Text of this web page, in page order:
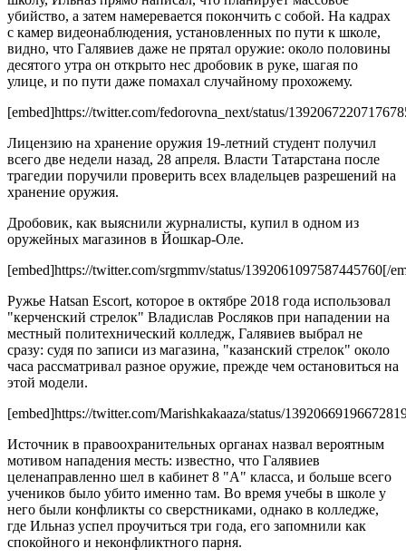
убийство, а затем намеревается покончить с собой. На кадрах
с камер видеонаблюдения, установленных по пути к школе,
видно, что Галявиев даже не прятал оружие: около половины
десятого утра он открыто нес дробовик в руке, шагая по
улице, и по пути даже помахал случайному прохожему.
[embed]https://twitter.com/fedorovna_next/status/
Лицензию на хранение оружия 19-летний студент получил
всего две недели назад, 28 апреля. Власти Татарстана после
трагедии поручили проверить всех владельцев разрешений на
хранение оружия.
Дробовик, как выяснили журналисты, купил в одном из
оружейных магазинов в Йошкар-Оле.
[embed]https://twitter.com/srgmmv/status/1392061097587445760[/
Ружье Hatsan Escort, которое в октябре 2018 года использовал
"керченский стрелок" Владислав Росляков при нападении на
местный политехнический колледж, Галявиев выбрал не
сразу: судя по записи из магазина, "казанский стрелок" около
часа рассматривал разное оружие, прежде чем остановиться на
этой модели.
[embed]https://twitter.com/Marishkakaaza/status/
Источник в правоохранительных органах назвал вероятным
мотивом нападения месть: известно, что Галявиев
целенаправленно шел в кабинет 8 "А" класса, и больше всего
учеников было убито именно там. Во время учебы в школе у
него были конфликты со сверстниками, однако в колледже,
где Ильназ успел проучиться три года, его запомнили как
спокойного и неконфликтного парня.